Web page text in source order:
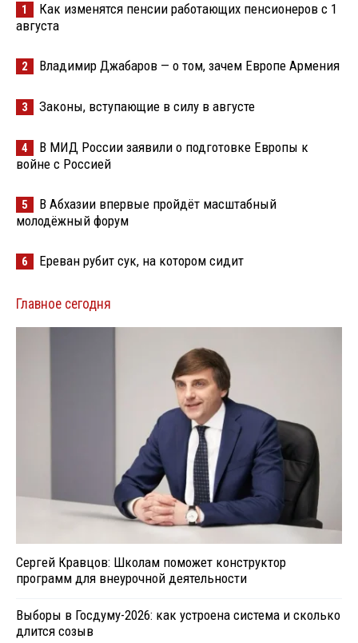
1
Как изменятся пенсии работающих пенсионеров с 1
августа
2 Владимир Джабаров — о том, зачем Европе Армения
3 Законы, вступающие в силу в августе
4
В МИД России заявили о подготовке Европы к
войне с Россией
5
В Абхазии впервые пройдёт масштабный
молодёжный форум
6 Ереван рубит сук, на котором сидит
Главное сегодня
Сергей Кравцов: Школам поможет конструктор
программ для внеурочной деятельности
Выборы в Госдуму-2026: как устроена система и сколько
длится созыв